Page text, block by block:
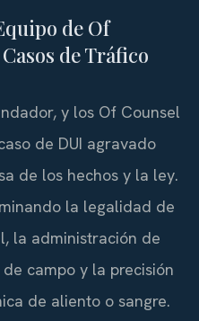
de Of
de Tráfico
y los Of Counsel
de DUI agravado
de los hechos y la ley.
la legalidad de
la administración de
campo y la precisión
de aliento o sangre.